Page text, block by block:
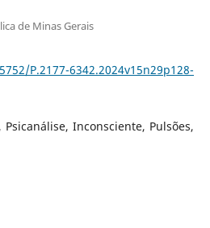
de Minas Gerais
P.2177-6342.2024v15n29p128-
Psicanálise, Inconsciente, Pulsões,